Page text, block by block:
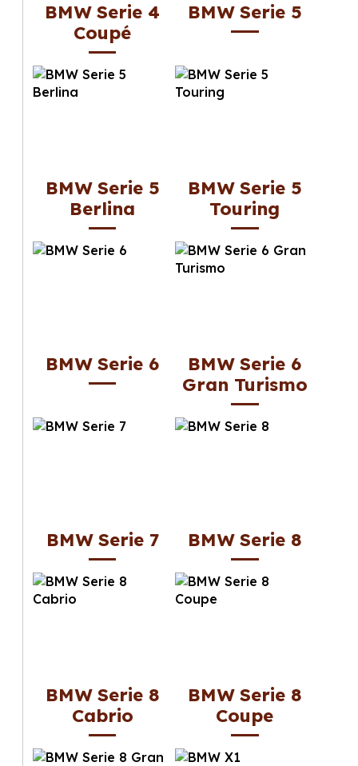
BMW Serie 4
Coupé
BMW Serie 5
BMW Serie 5
Berlina
BMW Serie 5
Touring
BMW Serie 6
BMW Serie 6
Gran Turismo
BMW Serie 7 BMW Serie 8
BMW Serie 8
Cabrio
BMW Serie 8
Coupe